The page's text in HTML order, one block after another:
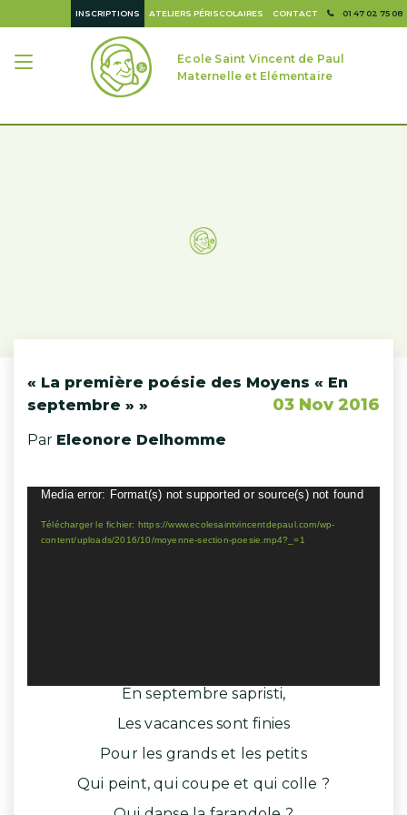
01 47 02 75 08
CONTACT
ATELIERS PÉRISCOLAIRES
INSCRIPTIONS
Ecole Saint Vincent de Paul
Maternelle et Elémentaire
« La première poésie des Moyens « En
septembre » »
03 Nov 2016
Par Eleonore Delhomme
Lecteur
Media error: Format(s) not supported or source(s) not found
Télécharger le fichier: https://www.ecolesaintvincentdepaul.com/wp-
content/uploads/2016/10/moyenne-section-poesie.mp4?_=1
En septembre sapristi,
Les vacances sont finies
Pour les grands et les petits
Qui peint, qui coupe et qui colle ?